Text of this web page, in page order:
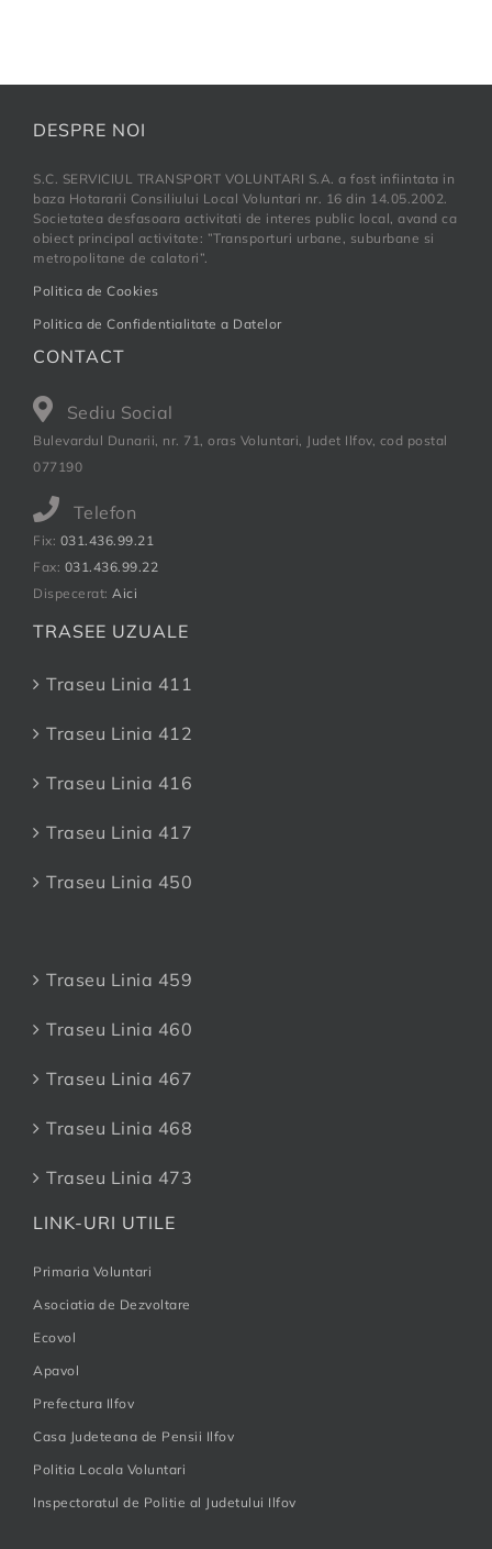
DESPRE NOI
S.C. SERVICIUL TRANSPORT VOLUNTARI S.A. a fost infiintata in
baza Hotararii Consiliului Local Voluntari nr. 16 din 14.05.2002.
Societatea desfasoara activitati de interes public local, avand ca
obiect principal activitate: ”Transporturi urbane, suburbane si
metropolitane de calatori”.
Politica de Cookies
Politica de Confidentialitate a Datelor
CONTACT
Sediu Social
Bulevardul Dunarii, nr. 71, oras Voluntari, Judet Ilfov, cod postal
077190
Telefon
Fix: 031.436.99.21
Fax: 031.436.99.22
Dispecerat: Aici
TRASEE UZUALE
Traseu Linia 411
Traseu Linia 412
Traseu Linia 416
Traseu Linia 417
Traseu Linia 450
Traseu Linia 459
Traseu Linia 460
Traseu Linia 467
Traseu Linia 468
Traseu Linia 473
LINK-URI UTILE
Primaria Voluntari
Asociatia de Dezvoltare
Ecovol
Apavol
Prefectura Ilfov
Casa Judeteana de Pensii Ilfov
Politia Locala Voluntari
Inspectoratul de Politie al Judetului Ilfov